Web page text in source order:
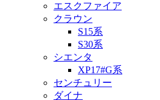
エスクファイア
クラウン
S15系
S30系
シエンタ
XP17#G系
センチュリー
ダイナ